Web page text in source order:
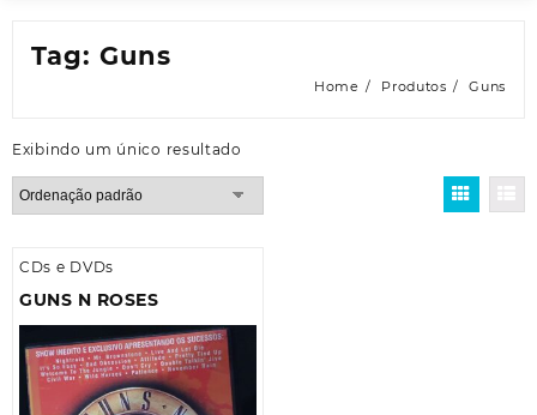
Tag: Guns
Home Produtos Guns
Exibindo um único resultado
CDs e DVDs
GUNS N ROSES